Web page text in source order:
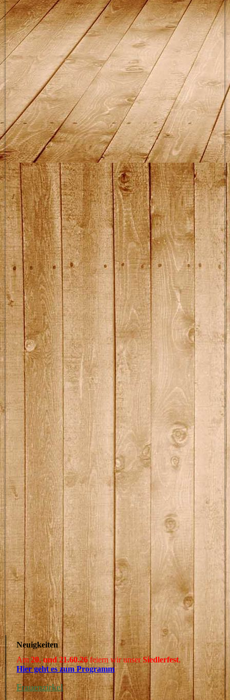
Neuigkeiten
Am20. und 21.60.26feiern wir unserSiedlerfest.
Hier geht es zum Programm
Frauenzirkel